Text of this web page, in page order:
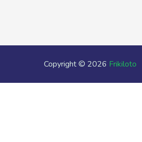
Copyright © 2026 Frikiloto